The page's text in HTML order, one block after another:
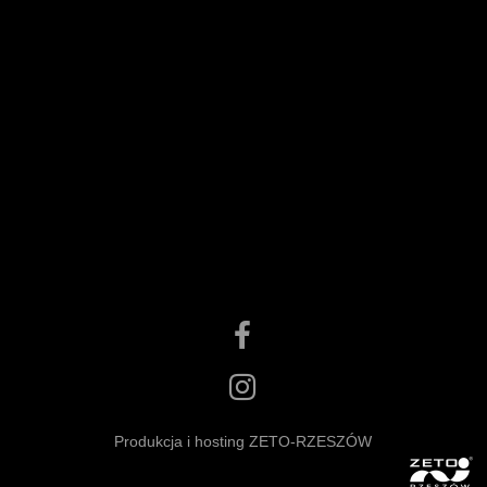
Produkcja i hosting ZETO-RZESZÓW